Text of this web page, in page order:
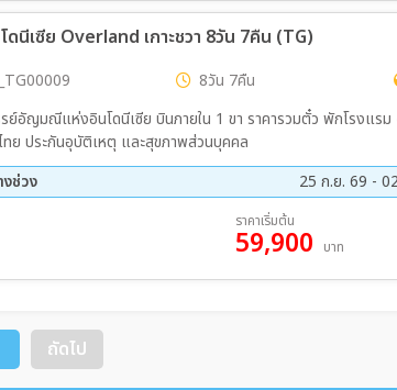
ดนีเซีย Overland เกาะชวา 8วัน 7คืน (TG)
8วัน 7คืน
ย์อัญมณีแห่งอินโดนีเซีย บินภายใน 1 ขา ราคารวมตั๋ว พักโรงแรม
ทย ประกันอุบัติเหตุ และสุขภาพส่วนบุคคล
งช่วง
25 ก.ย. 69 -
ราคาเริ่มต้น
59,900 บาท
ถัดไป